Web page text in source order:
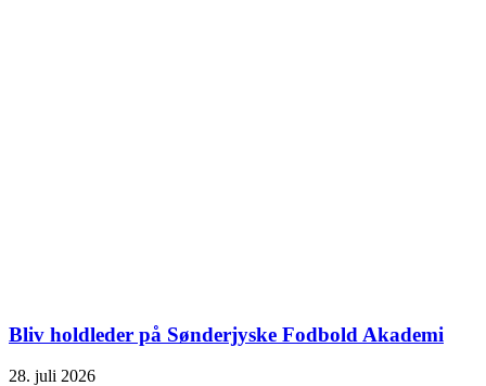
Bliv holdleder på Sønderjyske Fodbold Akademi
28. juli 2026